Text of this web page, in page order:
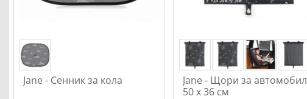
Jane - Сенник за кола
Jane - Щори за автомобил
50 x 36 см